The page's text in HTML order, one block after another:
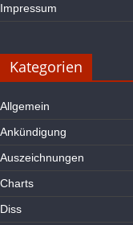
Impressum
Kategorien
Allgemein
Ankündigung
Auszeichnungen
Charts
Diss